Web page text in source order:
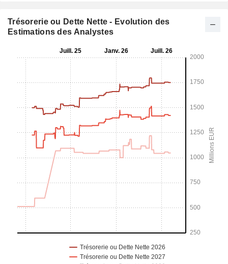
Trésorerie ou Dette Nette - Evolution des
Estimations des Analystes